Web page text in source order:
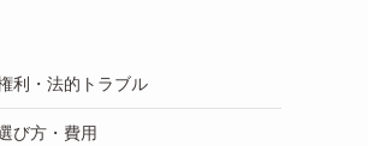
利・法的トラブル
び方・費用